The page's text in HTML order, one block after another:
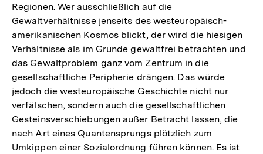
Regionen. Wer ausschließlich auf die
Gewaltverhältnisse jenseits des westeuropäisch-
amerikanischen Kosmos blickt, der wird die hiesigen
Verhältnisse als im Grunde gewaltfrei betrachten und
das Gewaltproblem ganz vom Zentrum in die
gesellschaftliche Peripherie drängen. Das würde
jedoch die westeuropäische Geschichte nicht nur
verfälschen, sondern auch die gesellschaftlichen
Gesteinsverschiebungen außer Betracht lassen, die
nach Art eines Quantensprungs plötzlich zum
Umkippen einer Sozialordnung führen können. Es ist